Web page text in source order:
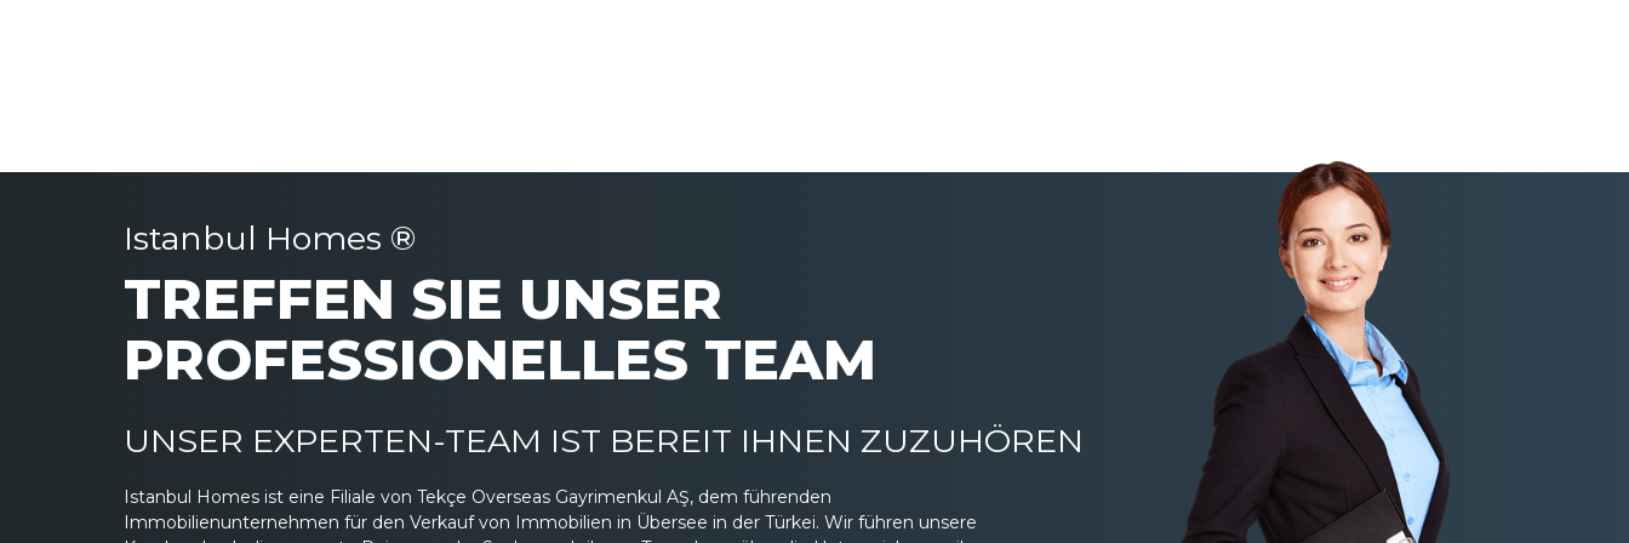
Istanbul Homes ®
TREFFEN SIE UNSER
PROFESSIONELLES TEAM
UNSER EXPERTEN-TEAM IST BEREIT IHNEN ZUZUHÖREN
Istanbul Homes ist eine Filiale von Tekçe Overseas Gayrimenkul AŞ, dem führenden
Immobilienunternehmen für den Verkauf von Immobilien in Übersee in der Türkei. Wir führen unsere